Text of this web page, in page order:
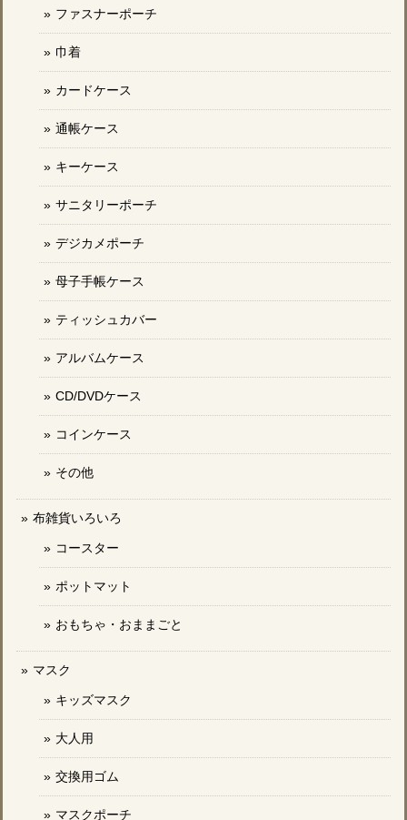
ファスナーポーチ
巾着
カードケース
通帳ケース
キーケース
サニタリーポーチ
デジカメポーチ
母子手帳ケース
ティッシュカバー
アルバムケース
CD/DVDケース
コインケース
その他
布雑貨いろいろ
コースター
ポットマット
おもちゃ・おままごと
マスク
キッズマスク
大人用
交換用ゴム
マスクポーチ